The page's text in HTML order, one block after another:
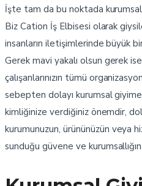
İşte tam da bu noktada
Biz Cation İş Elbisesi olarak
insanların iletişimlerinde büyük
Gerek mavi yakalı olsun gerek
çalışanlarınızın tümü
sebepten dolayı kurumsal
kimliğinize verdiğiniz önemdir,
kurumunuzun, ürününüzün veya
sunduğu güvene ve